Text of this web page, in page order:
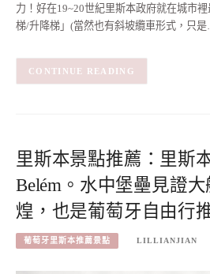
力！好在19~20世紀里斯本政府就在城市
梯/升降梯」(當然也有斜坡纜車形式，只是
CONTINUE READING
里斯本景點推薦：里斯
Belém。水中堡壘見證
煌，也是葡萄牙自由行
葡萄牙里斯本推薦景點 LILLIANJIAN